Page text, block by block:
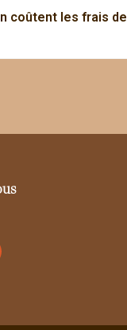
coûtent les frais de